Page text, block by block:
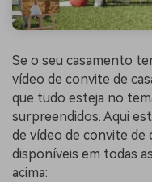
Se o seu casamento
vídeo de convite de
que tudo esteja no
surpreendidos. Aqui
de vídeo de convite de
disponíveis em todas
acima: